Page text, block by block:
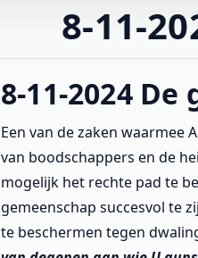
8-11-
8-11-2024
Een van de zaken waarmee
van boodschappers en de
mogelijk het rechte pad te
gemeenschap succesvol te
te beschermen tegen